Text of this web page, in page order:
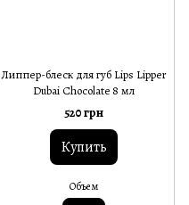
Липпер-блеск для губ Lips Lipper
Dubai Chocolate 8 мл
520 грн
Купить
Объем